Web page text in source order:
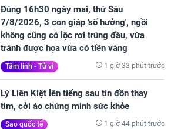
Đúng 16h30 ngày mai, thứ Sáu
7/8/2026, 3 con giáp 'số hưởng', ngồi
không cũng có lộc rơi trúng đầu, vừa
tránh được họa vừa có tiền vàng
Tâm linh - Tử vi 1 giờ 33 phút trước
Lý Liên Kiệt lên tiếng sau tin đồn thay
tim, cởi áo chứng minh sức khỏe
Sao quốc tế 1 giờ 44 phút trước